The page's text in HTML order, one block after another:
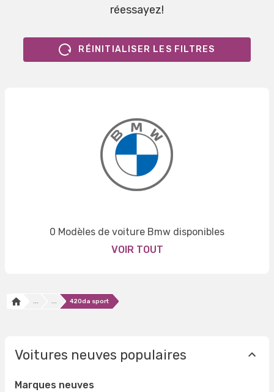
réessayez!
RÉINITIALISER LES FILTRES
0 Modèles de voiture Bmw disponibles
VOIR TOUT
... ... 420da sport
Voitures neuves populaires
Marques neuves